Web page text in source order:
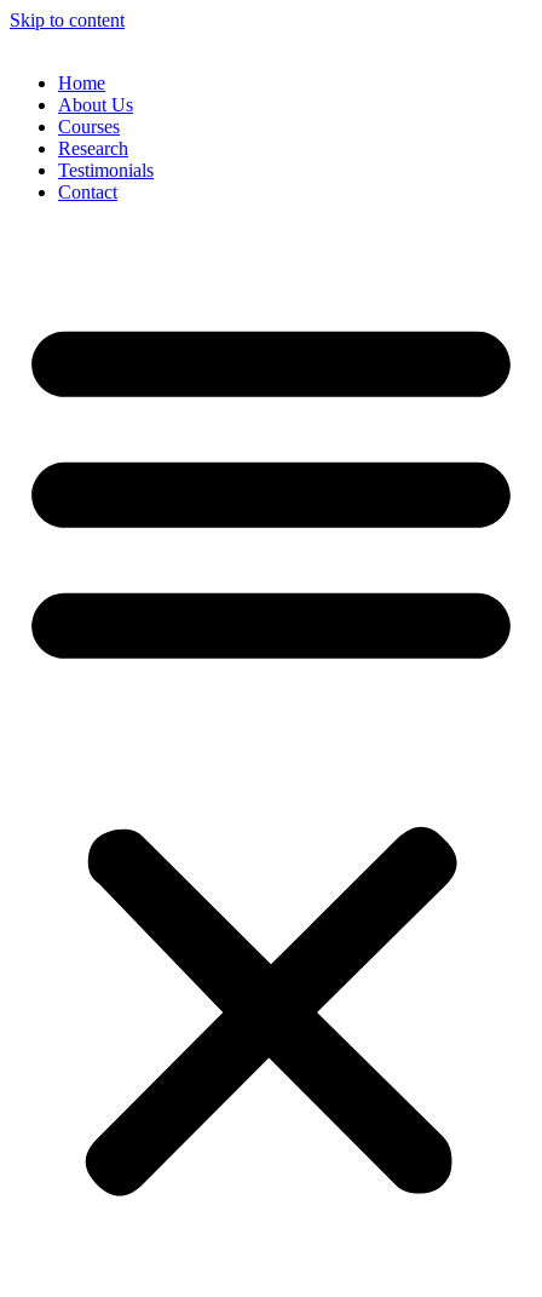
Skip to content
Home
About Us
Courses
Research
Testimonials
Contact